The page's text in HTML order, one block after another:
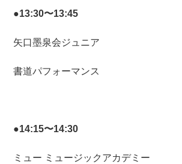
●13:30〜13:45
矢口墨泉会ジュニア
書道パフォーマンス
●14:15〜14:30
ミュー ミュージックアカデミー